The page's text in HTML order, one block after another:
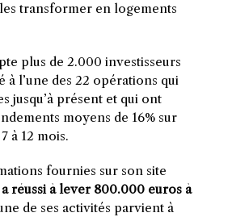
transformer en logements
plus de 2.000 investisseurs
à l’une des 22 opérations qui
jusqu’à présent et qui ont
moyens de 16% sur
à 12 mois.
fournies sur son site
réussi à lever 800.000 euros à
de ses activités parvient à